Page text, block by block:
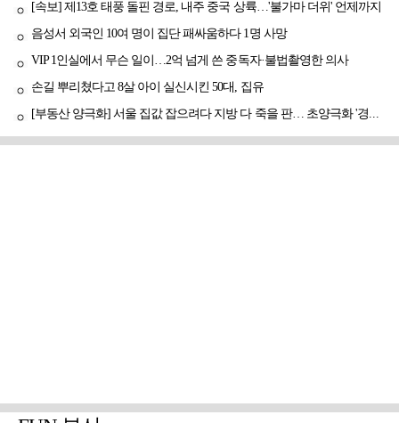
[속보] 제13호 태풍 돌핀 경로, 내주 중국 상륙…'불가마 더위' 언제까지
음성서 외국인 10여 명이 집단 패싸움하다 1명 사망
VIP 1인실에서 무슨 일이…2억 넘게 쓴 중독자·불법촬영한 의사
손길 뿌리쳤다고 8살 아이 실신시킨 50대, 집유